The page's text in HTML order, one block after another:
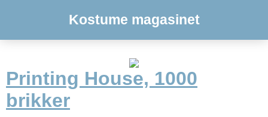
Kostume magasinet
Printing House, 1000
brikker